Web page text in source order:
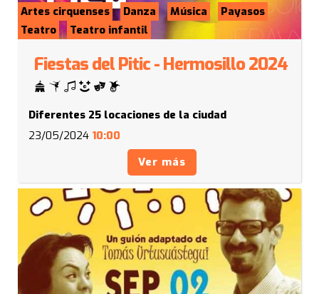
Artes cirquenses Danza Música
Payasos
Teatro
Teatro infantil
Fiestas del Pitic - Hermosillo 2024
Diferentes 25 locaciones de la ciudad
23/05/2024 10:00
Ver más